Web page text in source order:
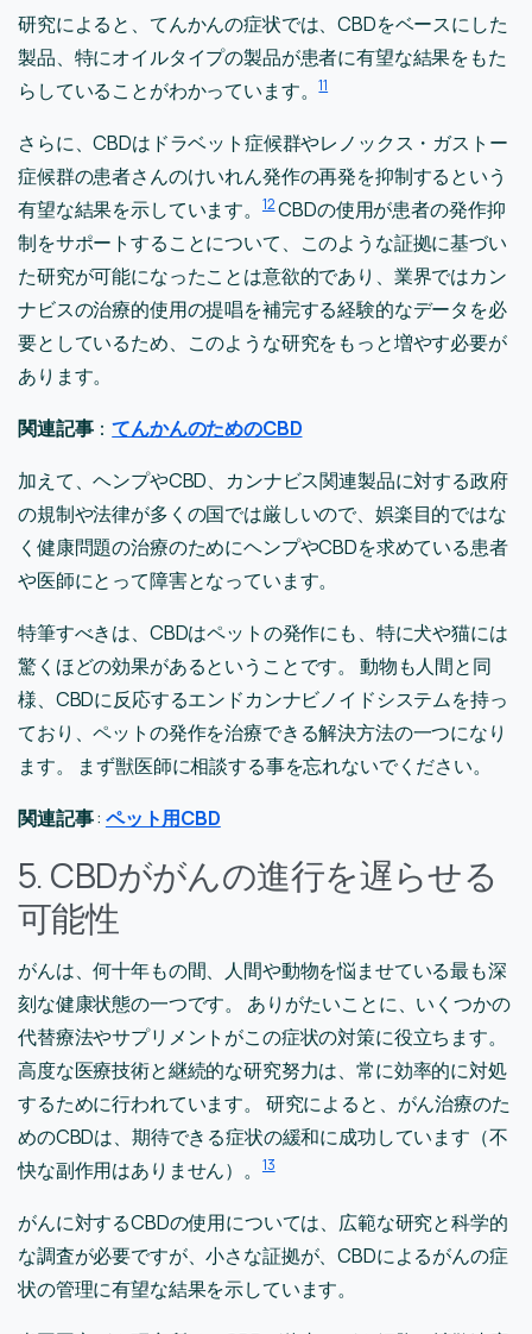
研究によると、てんかんの症状では、CBDをベースにした
製品、特にオイルタイプの製品が患者に有望な結果をもた
らしていることがわかっています。11
さらに、CBDはドラベット症候群やレノックス・ガストー
症候群の患者さんのけいれん発作の再発を抑制するという
有望な結果を示しています。
12CBDの使用が患者の発作抑
制をサポートすることについて、このような証拠に基づい
た研究が可能になったことは意欲的であり、業界ではカン
ナビスの治療的使用の提唱を補完する経験的なデータを必
要としているため、このような研究をもっと増やす必要が
あります。
関連記事：てんかんのためのCBD
加えて、ヘンプやCBD、カンナビス関連製品に対する政府
の規制や法律が多くの国では厳しいので、娯楽目的ではな
く健康問題の治療のためにヘンプやCBDを求めている患者
や医師にとって障害となっています。
特筆すべきは、CBDはペットの発作にも、特に犬や猫には
驚くほどの効果があるということです。 動物も人間と同
様、CBDに反応するエンドカンナビノイドシステムを持っ
ており、ペットの発作を治療できる解決方法の一つになり
ます。 まず獣医師に相談する事を忘れないでください。
関連記事: ペット用CBD
5. CBDががんの進行を遅らせる
可能性
がんは、何十年もの間、人間や動物を悩ませている最も深
刻な健康状態の一つです。 ありがたいことに、いくつかの
代替療法やサプリメントがこの症状の対策に役立ちます。
高度な医療技術と継続的な研究努力は、常に効率的に対処
するために行われています。 研究によると、がん治療のた
めのCBDは、期待できる症状の緩和に成功しています（不
快な副作用はありません）。
13
がんに対するCBDの使用については、広範な研究と科学的
な調査が必要ですが、小さな証拠が、CBDによるがんの症
状の管理に有望な結果を示しています。